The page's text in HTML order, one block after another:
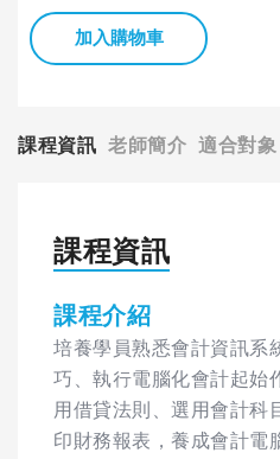
加入購物車
課程資訊 老師簡介 適合對象
課程資訊
課程介紹
培養學員熟悉會計資訊系
巧、執行電腦化會計起始
用借貸法則、選用會計科
印財務報表，養成會計電